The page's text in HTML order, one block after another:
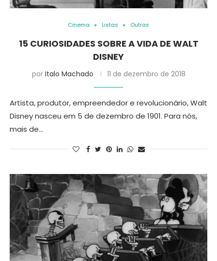
Cinema Listas Outras
15 CURIOSIDADES SOBRE A VIDA DE WALT
DISNEY
por Italo Machado 11 de dezembro de 2018
Artista, produtor, empreendedor e revolucionário, Walt
Disney nasceu em 5 de dezembro de 1901. Para nós,
mais de…